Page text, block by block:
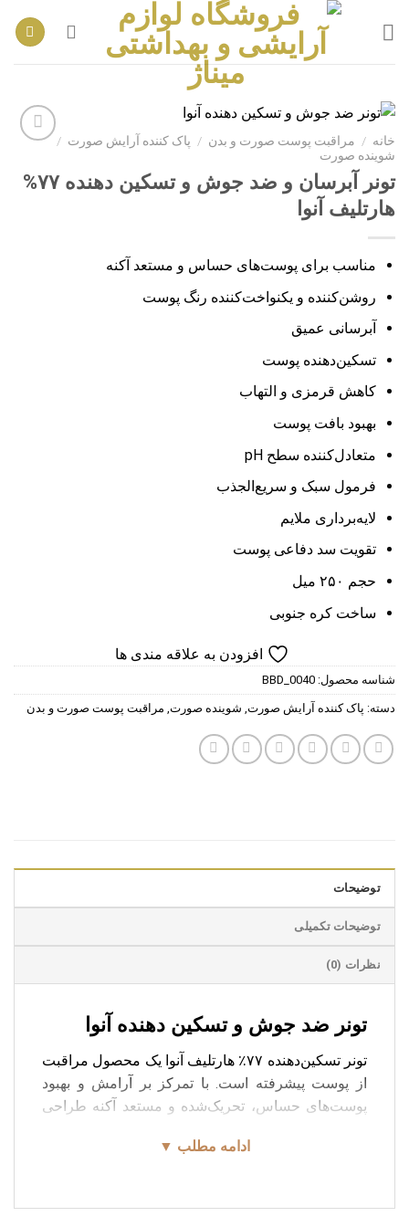
افزودن
خانه / مراقبت پوست صورت و بدن / پاک کننده آرایش صورت /
شوینده صورت
تونر آبرسان و ضد جوش و تسکین دهنده ۷۷%
هارتلیف آنوا
مناسب برای پوست‌های حساس و مستعد آکنه
روشن‌کننده و یکنواخت‌کننده رنگ پوست
آبرسانی عمیق
تسکین‌دهنده پوست
کاهش قرمزی و التهاب
بهبود بافت پوست
متعادل‌کننده سطح pH
فرمول سبک و سریع‌الجذب
لایه‌برداری ملایم
تقویت سد دفاعی پوست
حجم ۲۵۰ میل
ساخت کره جنوبی
افزودن به علاقه مندی ها
شناسه محصول: BBD_0040
دسته: پاک کننده آرایش صورت, شوینده صورت, مراقبت پوست صورت و بدن
توضیحات
توضیحات تکمیلی
نظرات (0)
تونر ضد جوش و تسکین دهنده آنوا
تونر تسکین‌دهنده ۷۷٪ هارتلیف آنوا یک محصول مراقبت
از پوست پیشرفته است. با تمرکز بر آرامش و بهبود
پوست‌های حساس، تحریک‌شده و مستعد آکنه طراحی
کورداتا (هارتلیف)، به‌طور همزمان پوست را تسکین،
ادامه مطلب ▼